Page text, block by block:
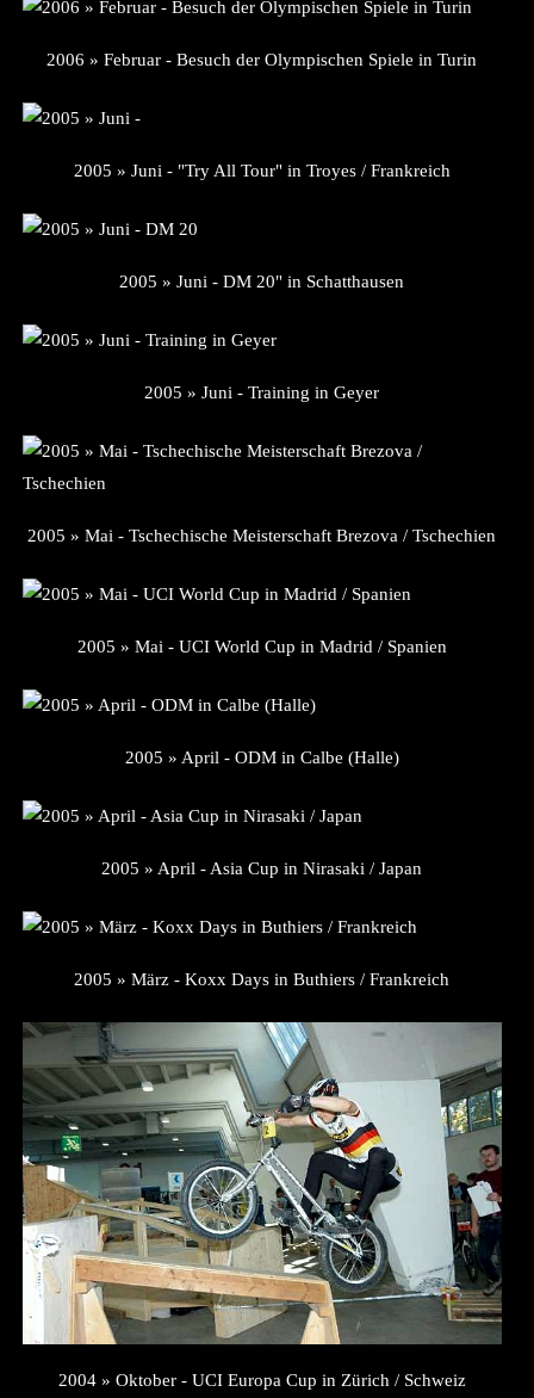
2006 » Februar - Besuch der Olympischen Spiele in Turin
2005 » Juni - "Try All Tour" in Troyes / Frankreich
2005 » Juni - DM 20" in Schatthausen
2005 » Juni - Training in Geyer
2005 » Mai - Tschechische Meisterschaft Brezova / Tschechien
2005 » Mai - UCI World Cup in Madrid / Spanien
2005 » April - ODM in Calbe (Halle)
2005 » April - Asia Cup in Nirasaki / Japan
2005 » März - Koxx Days in Buthiers / Frankreich
2004 » Oktober - UCI Europa Cup in Zürich / Schweiz